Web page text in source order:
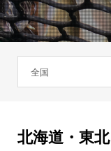
北海道・東北